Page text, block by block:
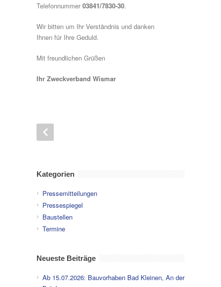
Telefonnummer 03841/7830-30.
Wir bitten um Ihr Verständnis und danken
Ihnen für Ihre Geduld.
Mit freundlichen Grüßen
Ihr Zweckverband Wismar
Kategorien
Pressemitteilungen
Pressespiegel
Baustellen
Termine
Neueste Beiträge
Ab 15.07.2026: Bauvorhaben Bad Kleinen, An der